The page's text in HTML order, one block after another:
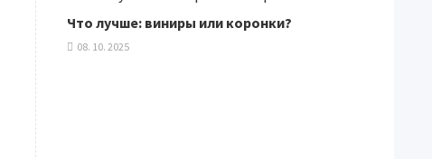
Что лучше: виниры или коронки?
08. 10. 2025